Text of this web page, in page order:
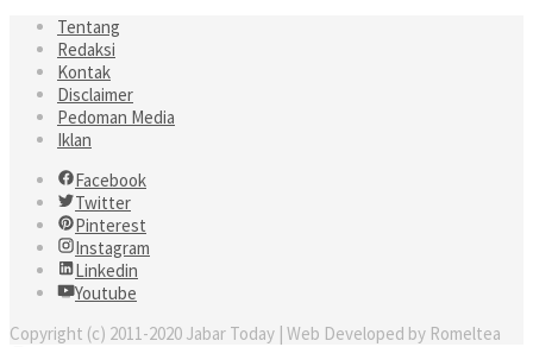
Tentang
Redaksi
Kontak
Disclaimer
Pedoman Media
Iklan
Facebook
Twitter
Pinterest
Instagram
Linkedin
Youtube
Copyright (c) 2011-2020 Jabar Today | Web Developed by Romeltea